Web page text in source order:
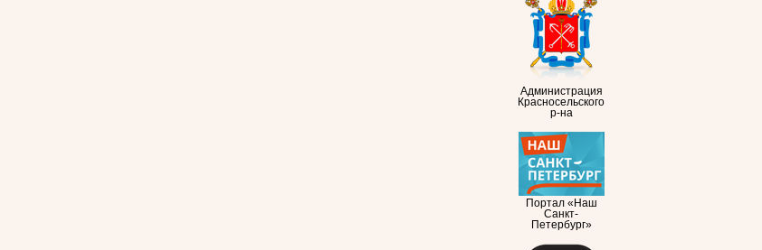
Администрация
Красносельского
р-на
Портал «Наш
Санкт-
Петербург»